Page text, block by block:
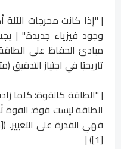
| "إذا كانت مخرجات
وجود فيزياء جديدة." |
مبادئ الحفاظ على
تاريخيًا في اجتياز التدقيق
| "الطاقة كالقوة؛ كلما
الطاقة ليست قوة؛ القوة
فهي القدرة على
[1]) |